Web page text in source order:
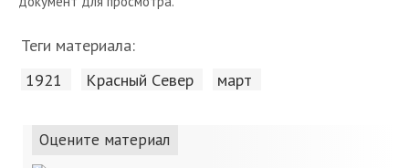
Теги материала:
1921 Красный Cевер март
Оцените материал